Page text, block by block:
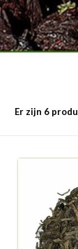
Er zijn 6